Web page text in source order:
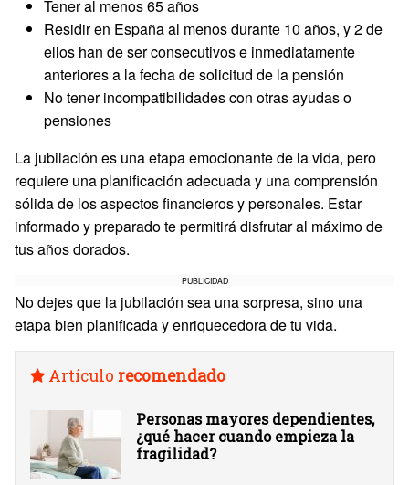
Tener al menos 65 años
Residir en España al menos durante 10 años, y 2 de
ellos han de ser consecutivos e inmediatamente
anteriores a la fecha de solicitud de la pensión
No tener incompatibilidades con otras ayudas o
pensiones
La jubilación es una etapa emocionante de la vida, pero
requiere una planificación adecuada y una comprensión
sólida de los aspectos financieros y personales. Estar
informado y preparado te permitirá disfrutar al máximo de
tus años dorados.
PUBLICIDAD
No dejes que la jubilación sea una sorpresa, sino una
etapa bien planificada y enriquecedora de tu vida.
Artículo recomendado
Personas mayores dependientes,
¿qué hacer cuando empieza la
fragilidad?